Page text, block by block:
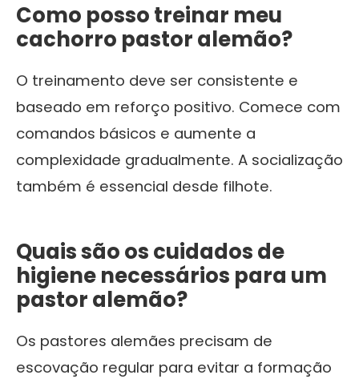
Como posso treinar meu
cachorro pastor alemão?
O treinamento deve ser consistente e
baseado em reforço positivo. Comece com
comandos básicos e aumente a
complexidade gradualmente. A socialização
também é essencial desde filhote.
Quais são os cuidados de
higiene necessários para um
pastor alemão?
Os pastores alemães precisam de
escovação regular para evitar a formação